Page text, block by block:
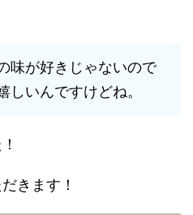
味が好きじゃないので
しいんですけどね。
きます！